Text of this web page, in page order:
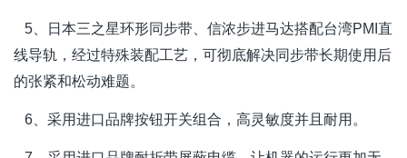
5、日本三之星环形同步带、信浓步进马达搭配台湾PMI直
线导轨，经过特殊装配工艺，可彻底解决同步带长期使用后
的张紧和松动难题。
6、采用进口品牌按钮开关组合，高灵敏度并且耐用。